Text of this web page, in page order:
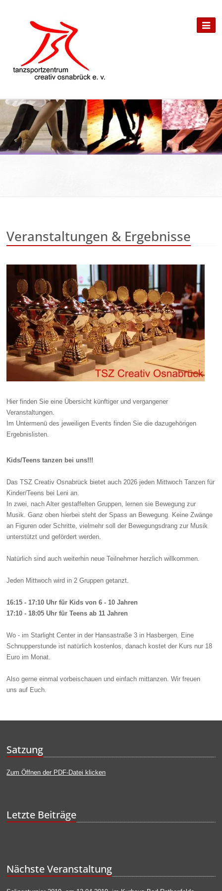
Veranstaltungen & Ergebnisse
Hier finden Sie eine Übersicht künftiger und vergangener
Veranstaltungen.
Im Untermenü des jeweiligen Events finden Sie die dazugehörigen
Ergebnislisten.
Kids/Teens tanzen bei uns!!!
Das TSZ Creativ Osnabrück bietet auch 2026 jeden Mittwoch Tanzen für
Kinder/Teens bei Leni an.
In zwei, nach Alter gestaffelten Gruppen, lernen sie Bewegung zur
Musik. Ganz oben hierbei steht der Spass an Bewegung. Keine Zwänge
an Figuren oder Schritte, vielmehr soll der Bewegungsdrang zur Musik
unterstützt und gefördert werden.
Natürlich sind auch weiterhin neue Teilnehmer herzlich willkommen.
Jeden Mittwoch wird in 2 Gruppen getanzt.
16:15 - 17:10 Uhrfür Kids von 6 - 10 Jahren
17:10 - 18:05 Uhr für Teens ab 11 Jahren
Wo - im Starlight Center inder Hansastraße3 in Hasbergen. Eine
Schnupperstunde ist natürlich kostenlos, danach kostet der Kurs nur 18
Euro im Monat.
Also gerne einmal vorbeischauen und einfach mittanzen.Wir freuen
uns auf Euch.
Satzung
Zum Öffnen der PDF-Datei klicken
Letzte Beiträge
Nächste Veranstaltung